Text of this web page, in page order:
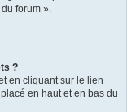
forum ».
?
en cliquant sur le lien
en haut et en bas du